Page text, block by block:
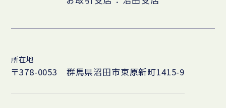
所在地
〒378-0053 群馬県沼田市東原新町1415-9